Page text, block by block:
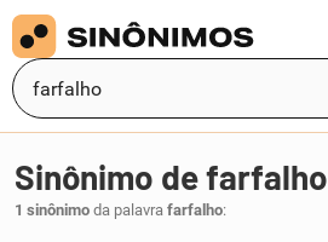
Sinônimo de farfalho
1 sinônimo da palavra farfalho: